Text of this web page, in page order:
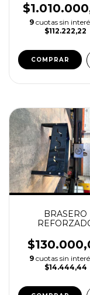
9 cuotas sin
$112.222,22
BRASERO
9 cuotas sin
$14.444,44